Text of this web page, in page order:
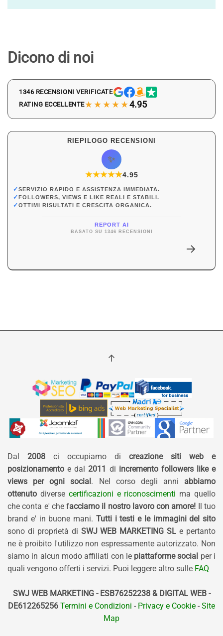
Dicono di noi
1346 RECENSIONI VERIFICATE
RATING ECCELLENTE★★★★★4.95
RIEPILOGO RECENSIONI
✨
★★★★★
★4.95
✓SERVIZIO RAPIDO E ASSISTENZA IMMEDIATA.
✓FOLLOWERS, VIEWS E LIKE REALI E STABILI.
✓OTTIMI RISULTATI E CRESCITA ORGANICA.
REPORT AI
BASATO SU 1346 RECENSIONI
Dal 2008 ci occupiamo di creazione siti web e
posizionamento e dal 2011 di incremento followers like e
views per ogni social . Nel corso degli anni abbiamo
ottenuto diverse certificazioni e riconoscimenti ma quello
che conta e' che facciamo il nostro lavoro con amore! Il tuo
brand e' in buone mani. Tutti i testi e le immagini del sito
sono di proprietà di SWJ WEB MARKETING SL e pertanto
ne è proibito l'utilizzo non espressamente autorizzato. Non
siamo in alcun modo affiliati con le piattaforme social per i
quali vengono offerti i servizi. Puoi leggere altro sulle FAQ
SWJ WEB MARKETING - ESB76252238 & DIGITAL WEB -
DE612265256 Termini e Condizioni - Privacy e Cookie - Site
Map